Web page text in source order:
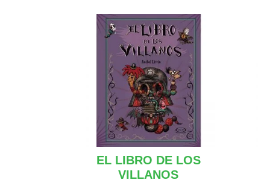
EL LIBRO DE LOS
VILLANOS